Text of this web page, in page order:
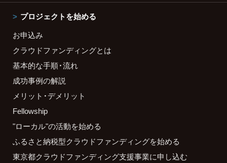
プロジェクトを始める
お申込み
クラウドファンディングとは
基本的な手順・流れ
成功事例の解説
メリット・デメリット
Fellowship
"ローカル"の活動を始める
ふるさと納税型クラウドファンディングを始める
東京都クラウドファンディング支援事業に申し込む